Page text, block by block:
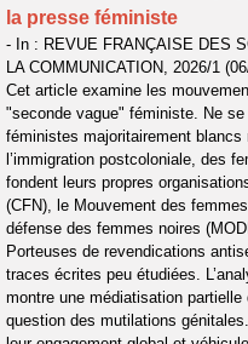
la presse féministe
- In : REVUE FRANÇAISE DES
LA COMMUNICATION, 2026/1
Cet article examine les
"seconde vague" féministe. Ne
féministes majoritairement
l’immigration postcoloniale, des
fondent leurs propres
(CFN), le Mouvement des
défense des femmes noires
Porteuses de revendications
traces écrites peu étudiées.
montre une médiatisation
question des mutilations